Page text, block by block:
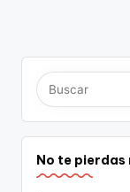
de
entradas
No te